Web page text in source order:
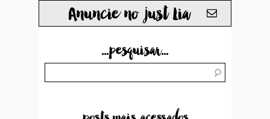
Anuncie no just Lia
...pesquisar...